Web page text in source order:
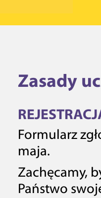
Zasady
Formularz
maja.
Zachęcamy,
Państwo